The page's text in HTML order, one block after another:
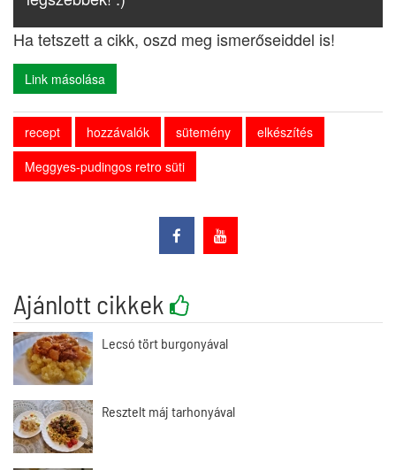
Ha tetszett a cikk, oszd meg ismerőseiddel is!
Link másolása
recept hozzávalók sütemény
elkészítés
Meggyes-pudingos retro süti
Ajánlott cikkek
Lecsó tört burgonyával
Resztelt máj tarhonyával